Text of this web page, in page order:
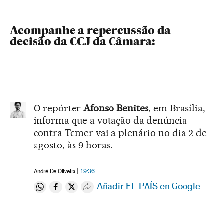
Acompanhe a repercussão da
decisão da CCJ da Câmara:
O repórter Afonso Benites, em Brasília,
informa que a votação da denúncia
contra Temer vai a plenário no dia 2 de
agosto, às 9 horas.
André De Oliveira 19:36
Compartir en Whatsapp
Compartir en Facebook
Compartir en Twitter
Desplegar Redes Sociales
Añadir EL PAÍS en Google